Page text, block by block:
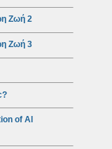
Ζωή 2
Ζωή 3
of Al